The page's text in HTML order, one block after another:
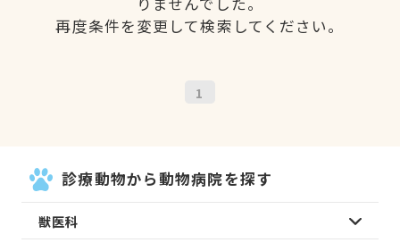
再度条件を変更して検索してください。
1
診療動物から動物病院を探す
獣医科